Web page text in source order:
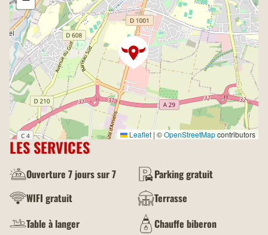
Leaflet | ©OpenStreetMapcontributors
LES SERVICES
Ouverture 7 jours sur 7
Parking gratuit
WIFI gratuit
Terrasse
Table à langer
Chauffe biberon